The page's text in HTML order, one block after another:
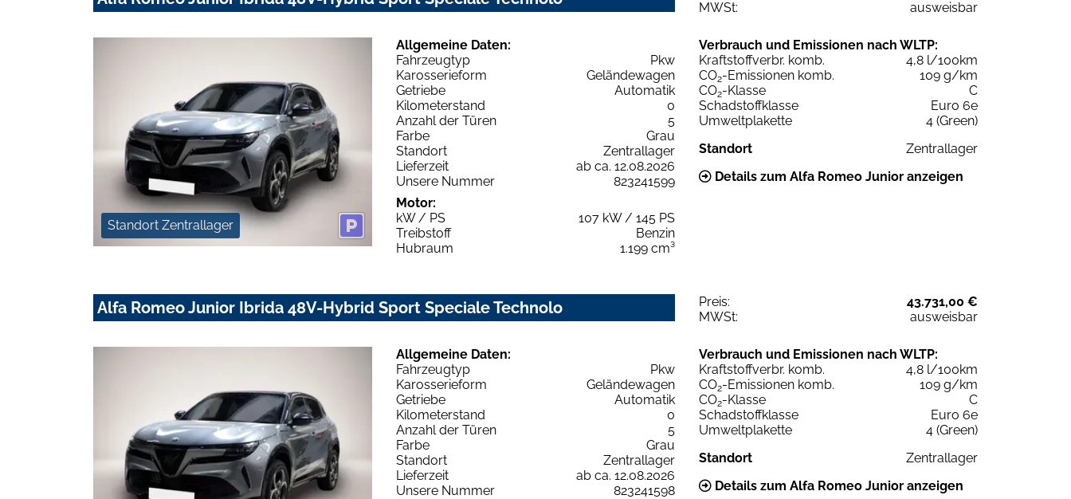
MWSt:
ausweisbar
Standort Zentrallager
Allgemeine Daten:
Fahrzeugtyp
Pkw
Karosserieform
Geländewagen
Getriebe
Automatik
Kilometerstand
0
Anzahl der Türen
5
Farbe
Grau
Standort
Zentrallager
Lieferzeit
ab ca. 12.08.2026
Unsere Nummer
823241599
Motor:
kW / PS
107 kW / 145 PS
Treibstoff
Benzin
Hubraum
1.199 cm³
Verbrauch und Emissionen nach WLTP:
Kraftstoffverbr. komb.
4,8 l/100km
CO2-Emissionen komb.
109 g/km
CO2-Klasse
C
Schadstoffklasse
Euro 6e
Umweltplakette
4 (Green)
Standort
Zentrallager
Details zum Alfa Romeo Junior anzeigen
Alfa Romeo Junior Ibrida 48V-Hybrid Sport Speciale Technolo Preis:
43.731,00 €
MWSt:
ausweisbar
Allgemeine Daten:
Fahrzeugtyp
Pkw
Karosserieform
Geländewagen
Getriebe
Automatik
Kilometerstand
0
Anzahl der Türen
5
Farbe
Grau
Standort
Zentrallager
Lieferzeit
ab ca. 12.08.2026
Unsere Nummer
823241598
Verbrauch und Emissionen nach WLTP:
Kraftstoffverbr. komb.
4,8 l/100km
CO2-Emissionen komb.
109 g/km
CO2-Klasse
C
Schadstoffklasse
Euro 6e
Umweltplakette
4 (Green)
Standort
Zentrallager
Details zum Alfa Romeo Junior anzeigen